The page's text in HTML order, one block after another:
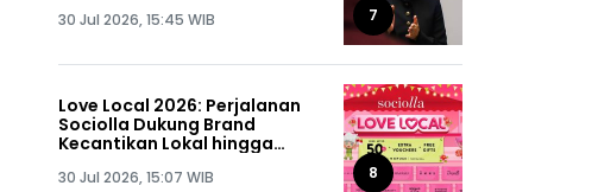
30 Jul 2026, 15:45 WIB 7
Love Local 2026: Perjalanan
Sociolla Dukung Brand
Kecantikan Lokal hingga
30 Jul 2026, 15:07 WIB 8